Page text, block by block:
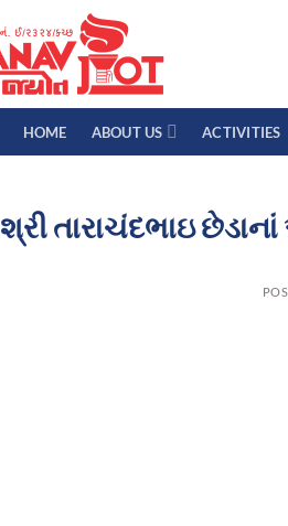
HOME ABOUT US ACTIVITIES
શ્રી તારાચંદભાઇ